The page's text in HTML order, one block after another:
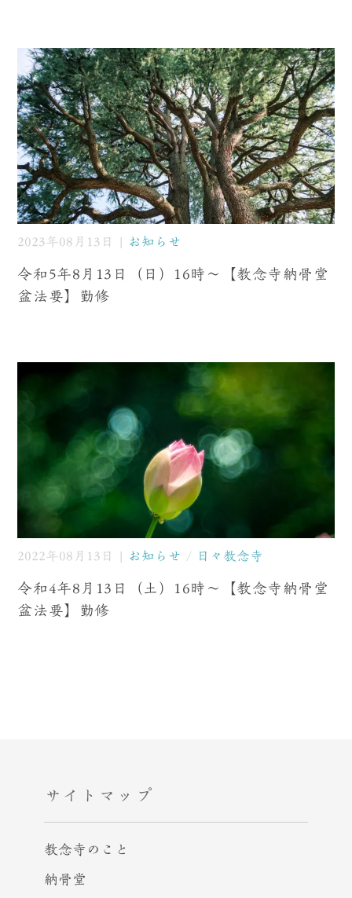
2023年08月13日 | お知らせ
令和5年8月13日（日）16時〜【教念寺納骨堂
盆法要】勤修
2022年08月13日 | お知らせ / 日々教念寺
令和4年8月13日（土）16時〜【教念寺納骨堂
盆法要】勤修
サイトマップ
教念寺のこと
納骨堂